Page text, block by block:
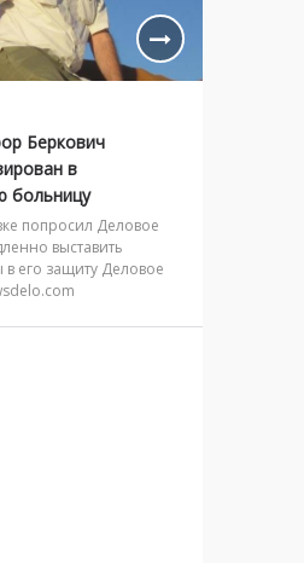
Беркович
в
больницу
попросил Деловое
выставить
его защиту Деловое